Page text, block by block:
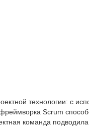
технологии: с
Scrum
команда